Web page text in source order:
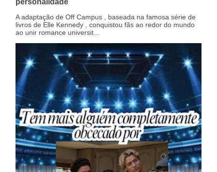
A adaptação de Off Campus , baseada na famosa série de
livros de Elle Kennedy , conquistou fãs ao redor do mundo
ao unir romance universit...